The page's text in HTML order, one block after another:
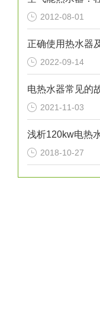
2012-08-01
2022-09-14
电热水器常见的
2021-11-03
浅析120kw电热
2018-10-27